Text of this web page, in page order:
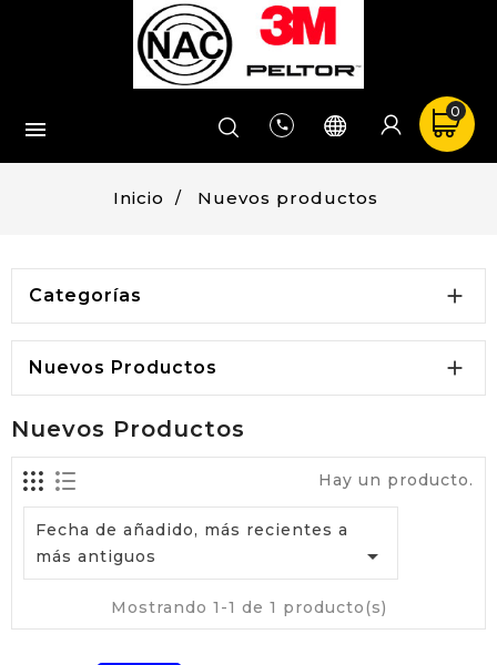

0

Inicio Nuevos productos
Categorías 
Nuevos Productos 
Nuevos Productos
Hay un producto.
Fecha de añadido, más recientes a
más antiguos

Mostrando 1-1 de 1 producto(s)